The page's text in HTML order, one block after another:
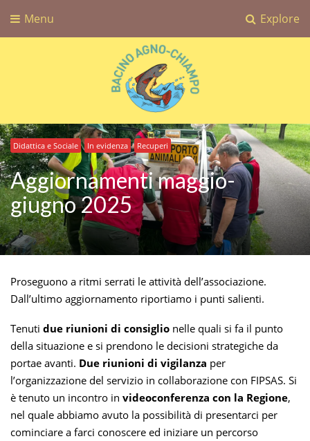
Explore
Menu
Bacino Agno-Chiampo
Associazione Sportiva Dilettantistica Bacino Agno-Chiampo
Didattica e Sociale In evidenza Recuperi
Aggiornamenti maggio-
giugno 2025
Proseguono a ritmi serrati le attività dell’associazione.
Dall’ultimo aggiornamento riportiamo i punti salienti.
Tenuti due riunioni di consiglio nelle quali si fa il punto
della situazione e si prendono le decisioni strategiche da
portae avanti. Due riunioni di vigilanza per
l’organizzazione del servizio in collaborazione con FIPSAS. Si
è tenuto un incontro in videoconferenza con la Regione,
nel quale abbiamo avuto la possibilità di presentarci per
cominciare a farci conoscere ed iniziare un percorso